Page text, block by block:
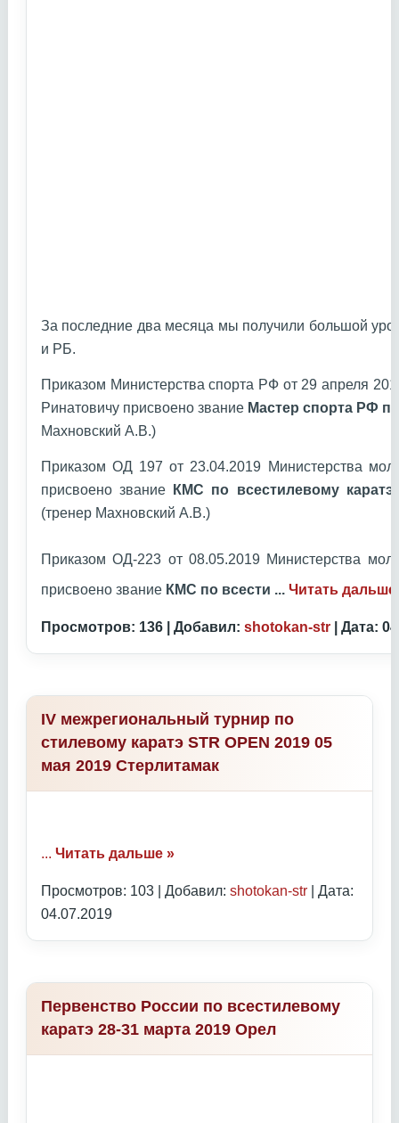
За последние два месяца мы получили большой
и РБ.
Приказом Министерства спорта РФ от 29 апреля
Ринатовичу присвоено звание Мастер спорта РФ
Махновский А.В.)
Приказом ОД 197 от 23.04.2019 Министерства
присвоено звание
КМС по всестилевому каратэ
(тренер Махновский А.В.)
Приказом ОД-223 от 08.05.2019 Министерства
присвоено звание КМС по всести ... Читать дальше
Просмотров: 136 | Добавил: shotokan-str | Дата:
IV межрегиональный турнир по
стилевому каратэ STR OPEN 2019 05
мая 2019 Стерлитамак
... Читать дальше »
Просмотров: 103 | Добавил: shotokan-str | Дата:
04.07.2019
Первенство России по всестилевому
каратэ 28-31 марта 2019 Орел